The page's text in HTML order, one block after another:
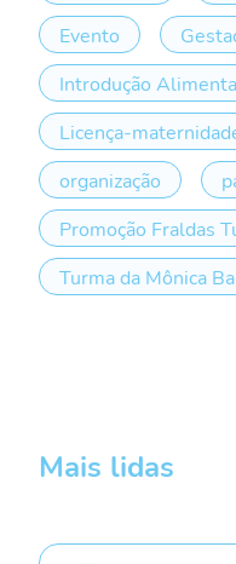
Evento
Introdução
Licença-
organização
Promoção Fraldas
Turma da Mônica
Mais lidas